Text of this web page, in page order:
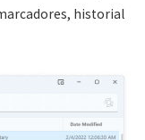
historial